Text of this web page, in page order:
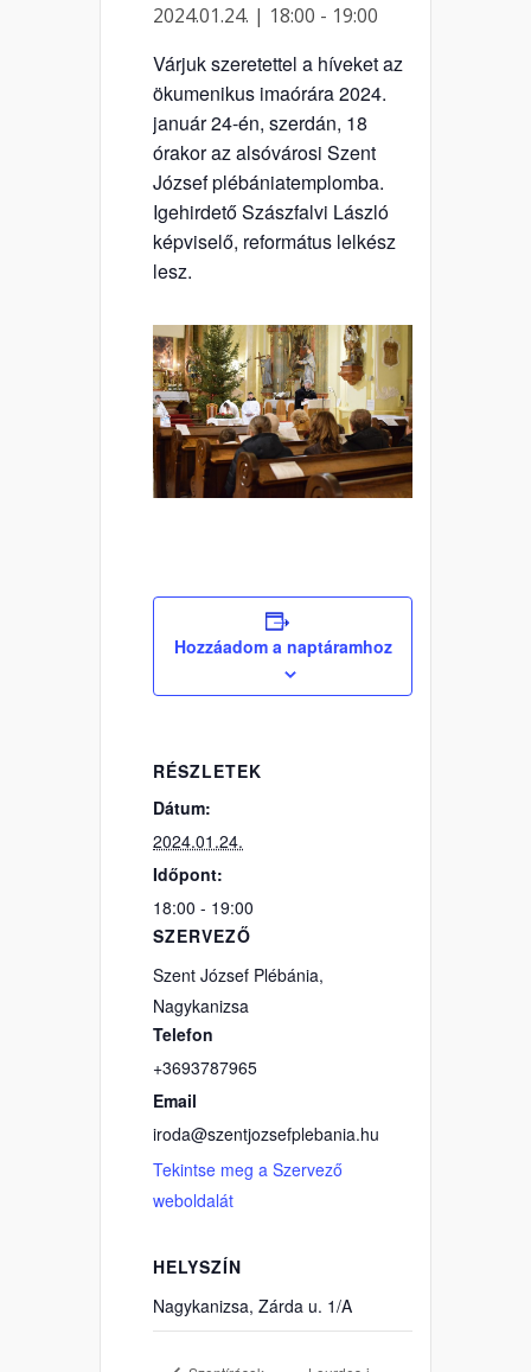
2024.01.24. | 18:00 - 19:00
Várjuk szeretettel a híveket az
ökumenikus imaórára 2024.
január 24-én, szerdán, 18
órakor az alsóvárosi Szent
József plébániatemplomba.
Igehirdető Szászfalvi László
képviselő, református lelkész
lesz.
Hozzáadom a naptáramhoz
RÉSZLETEK
Dátum:
2024.01.24.
Időpont:
18:00 - 19:00
SZERVEZŐ
Szent József Plébánia,
Nagykanizsa
Telefon
+3693787965
Email
iroda@szentjozsefplebania.hu
Tekintse meg a Szervező
weboldalát
HELYSZÍN
Nagykanizsa, Zárda u. 1/A